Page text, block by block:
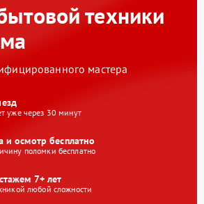
техники
мастера
уже через 30 минут
и осмотр бесплатно
поломки бесплатно
7+ лет
любой сложности